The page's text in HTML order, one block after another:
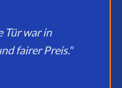
Tür war in
fairer Preis."